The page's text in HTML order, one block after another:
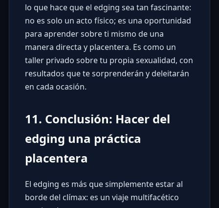
lo que hace que el edging sea tan fascinante:
no es solo un acto físico; es una oportunidad
para aprender sobre ti mismo de una
manera directa y placentera. Es como un
taller privado sobre tu propia sexualidad, con
resultados que te sorprenderán y deleitarán
en cada ocasión.
11. Conclusión: Hacer del
edging una práctica
placentera
El edging es más que simplemente estar al
borde del clímax: es un viaje multifacético